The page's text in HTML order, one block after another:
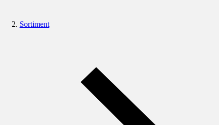
Sortiment